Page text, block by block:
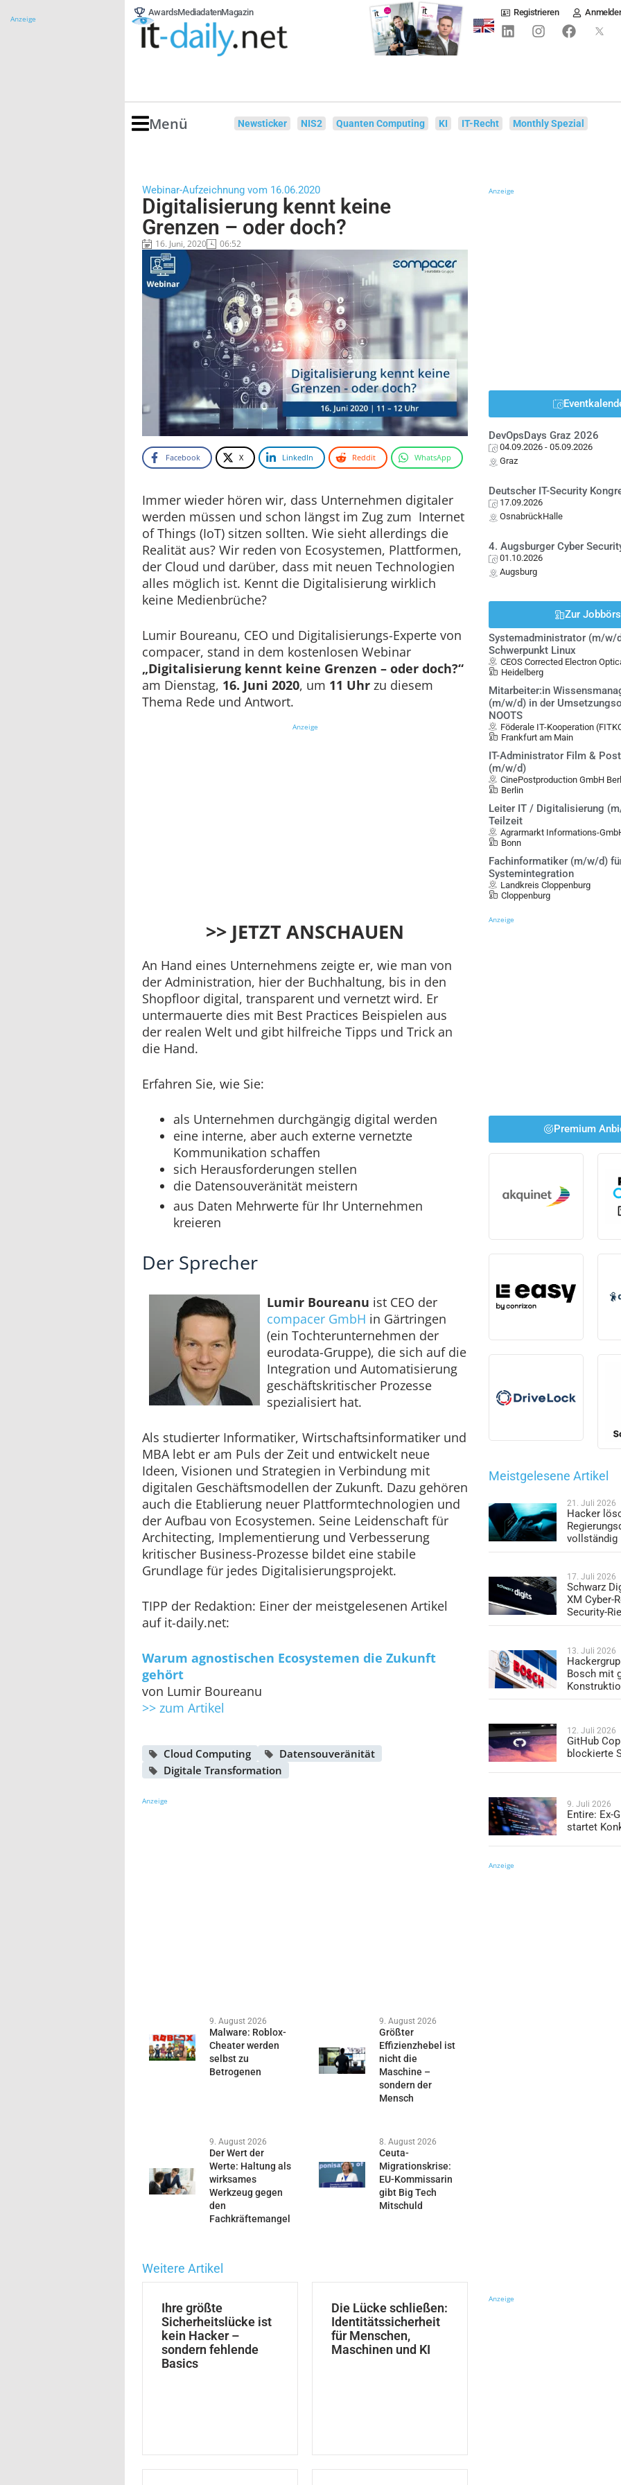
Anzeige
AwardsMediadatenMagazin Registrieren
Menü Newsticker NIS2 Quanten Computing KI IT-Recht Monthly Spezial
Webinar-Aufzeichnung vom 16.06.2020
Digitalisierung kennt keine
Grenzen – oder doch?
16. Juni, 2020 06:52
Facebook X LinkedIn Reddit WhatsApp
Immer wieder hören wir, dass Unternehmen digitaler
werden müssen und schon längst im Zug zum Internet
of Things (IoT) sitzen sollten. Wie sieht allerdings die
Realität aus? Wir reden von Ecosystemen, Plattformen,
der Cloud und darüber, dass mit neuen Technologien
alles möglich ist. Kennt die Digitalisierung wirklich
keine Medienbrüche?
Lumir Boureanu, CEO und Digitalisierungs-Experte von
compacer, stand in dem kostenlosen Webinar
„Digitalisierung kennt keine Grenzen – oder doch?“
am Dienstag, 16. Juni 2020, um 11 Uhr zu diesem
Thema Rede und Antwort.
Anzeige
>> JETZT ANSCHAUEN
An Hand eines Unternehmens zeigte er, wie man von
der Administration, hier der Buchhaltung, bis in den
Shopfloor digital, transparent und vernetzt wird. Er
untermauerte dies mit Best Practices Beispielen aus
der realen Welt und gibt hilfreiche Tipps und Trick an
die Hand.
Erfahren Sie, wie Sie:
als Unternehmen durchgängig digital werden
eine interne, aber auch externe vernetzte
Kommunikation schaffen
sich Herausforderungen stellen
die Datensouveränität meistern
aus Daten Mehrwerte für Ihr Unternehmen
kreieren
Der Sprecher
Lumir Boureanu ist CEO der
compacer GmbH in Gärtringen
(ein Tochterunternehmen der
eurodata-Gruppe), die sich auf die
Integration und Automatisierung
geschäftskritischer Prozesse
spezialisiert hat.
Als studierter Informatiker, Wirtschaftsinformatiker und
MBA lebt er am Puls der Zeit und entwickelt neue
Ideen, Visionen und Strategien in Verbindung mit
digitalen Geschäftsmodellen der Zukunft. Dazu gehören
auch die Etablierung neuer Plattformtechnologien und
der Aufbau von Ecosystemen. Seine Leidenschaft für
Architecting, Implementierung und Verbesserung
kritischer Business-Prozesse bildet eine stabile
Grundlage für jedes Digitalisierungsprojekt.
TIPP der Redaktion: Einer der meistgelesenen Artikel
auf it-daily.net:
Warum agnostischen Ecosystemen die Zukunft
gehört
von Lumir Boureanu
>> zum Artikel
Cloud Computing
Datensouveränität
Digitale Transformation
Anzeige
9. August 2026
Malware: Roblox-
Cheater werden
selbst zu
Betrogenen
9. August 2026
Größter
Effizienzhebel ist
nicht die
Maschine –
sondern der
Mensch
9. August 2026
Der Wert der
Werte: Haltung als
wirksames
Werkzeug gegen
den
Fachkräftemangel
8. August 2026
Ceuta-
Migrationskrise:
EU-Kommissarin
gibt Big Tech
Mitschuld
Weitere Artikel
Ihre größte
Sicherheitslücke ist
kein Hacker –
sondern fehlende
Basics
Die Lücke schließen:
Identitätssicherheit
für Menschen,
Maschinen und KI
Anzeige
DevOpsDays Graz 2026
04.09.2026 - 05.09.2026
Graz
Deutscher IT-Security
17.09.2026
OsnabrückHalle
4. Augsburger Cyber
01.10.2026
Augsburg
Zur
Systemadministrator (m/w/
Schwerpunkt Linux
CEOS Corrected Electron
Heidelberg
Mitarbeiter:in
(m/w/d) in der
NOOTS
Föderale IT-Kooperation
Frankfurt am Main
IT-Administrator Film &
(m/w/d)
CinePostproduction GmbH
Berlin
Leiter IT / Digitalisierung
Teilzeit
Agrarmarkt Informations-
Bonn
Fachinformatiker (m/w/d)
Systemintegration
Landkreis Cloppenburg
Cloppenburg
Anzeige
Premium
Meistgelesene Artikel
21. Juli 2026
Hacker
vollständig
17. Juli 2026
Schwarz
XM Cyber-
Security-
13. Juli 2026
Bosch mit
12. Juli 2026
GitHub
blockierte
9. Juli 2026
Entire: Ex-
startet
Anzeige
Anzeige